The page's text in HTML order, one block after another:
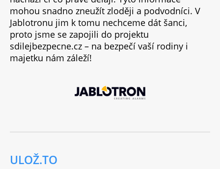
mohou snadno zneužít zloději a podvodníci. V
Jablotronu jim k tomu nechceme dát šanci,
proto jsme se zapojili do projektu
sdilejbezpecne.cz – na bezpečí vaší rodiny i
majetku nám záleží!
ULOŽ.TO